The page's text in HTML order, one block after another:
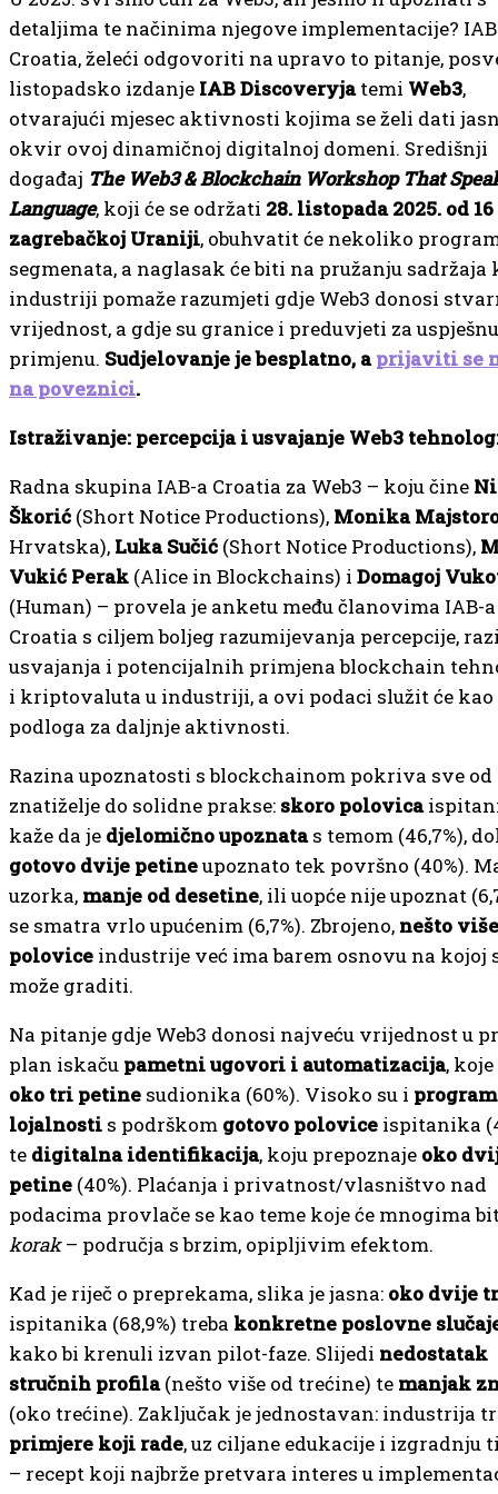
detaljima te načinima njegove implementacije? IAB
Croatia, želeći odgovoriti na upravo to pitanje,
listopadsko izdanje IAB Discoveryjatemi Web3,
otvarajući mjesec aktivnosti kojima se želi dati
okvir ovoj dinamičnoj digitalnoj domeni. Središnji
događaj The Web3 & Blockchain Workshop That
Language, koji će se održati 28. listopada 2025. od
zagrebačkoj Uraniji, obuhvatit će nekoliko
segmenata, a naglasak će biti na pružanju sadržaja
industriji pomaže razumjeti gdje Web3 donosi
vrijednost, a gdje su granice i preduvjeti za uspješnu
primjenu. Sudjelovanje je besplatno, aprijaviti se
na poveznici.
Istraživanje: percepcija i usvajanje Web3
Radna skupina IAB-a Croatia za Web3 – koju čine
Škorić (Short Notice Productions), Monika
Hrvatska), Luka Sučić (Short Notice Productions),
Vukić Perak (Alice in Blockchains) i Domagoj
(Human) – provela je anketu među članovima IAB-a
Croatia s ciljem boljeg razumijevanja percepcije,
usvajanja i potencijalnih primjena blockchain
i kriptovaluta u industriji, a ovi podaci služit će kao
podloga za daljnje aktivnosti.
Razina upoznatosti s blockchainom pokriva sve od
znatiželje do solidne prakse: skoro polovica
kaže da je djelomično upoznatas temom (46,7%),
gotovo dvije petineupoznato tek površno (40%).
uzorka, manje od desetine, ili uopće nije upoznat
se smatra vrlo upućenim (6,7%). Zbrojeno, nešto
polovice industrije već ima barem osnovu na kojoj
može graditi.
Na pitanje gdje Web3 donosi najveću vrijednost u
plan iskaču pametni ugovori i automatizacija,
oko tri petine sudionika (60%). Visoko su i
lojalnosti s podrškom gotovo polovice ispitanika
te digitalna identifikacija, koju prepoznaje oko
petine (40%). Plaćanja i privatnost/vlasništvo nad
podacima provlače se kao teme koje će mnogima
korak– područja s brzim, opipljivim efektom.
Kad je riječ o preprekama, slika je jasna: oko dvije
ispitanika (68,9%) treba konkretne poslovne
kako bi krenuli izvan pilot-faze. Slijedi nedostatak
stručnih profila(nešto više od trećine) te manjak
(oko trećine). Zaključak je jednostavan: industrija
primjere koji rade, uz ciljane edukacije i izgradnju
– recept koji najbrže pretvara interes u